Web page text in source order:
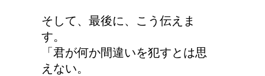
そして、最後に、こう伝えま
す。
「君が何か間違いを犯すとは思
えない。